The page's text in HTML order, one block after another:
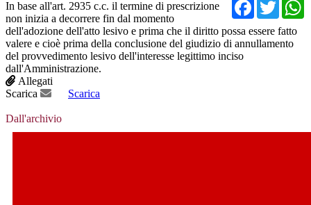
In base all'art. 2935 c.c. il termine di prescrizione
non inizia a decorrere fin dal momento
dell'adozione dell'atto lesivo e prima che il diritto possa essere fatto
valere e cioè prima della conclusione del giudizio di annullamento
del provvedimento lesivo dell'interesse legittimo inciso
dall'Amministrazione.
Allegati
Scarica
Scarica
Dall'archivio